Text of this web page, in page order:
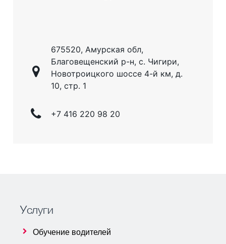
675520, Амурская обл,
Благовещенский р-н, с. Чигири,
Новотроицкого шоссе 4-й км, д.
10, стр. 1
+7 416 220 98 20
Услуги
Обучение водителей